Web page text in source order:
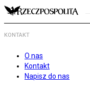
KONTAKT
O nas
Kontakt
Napisz do nas